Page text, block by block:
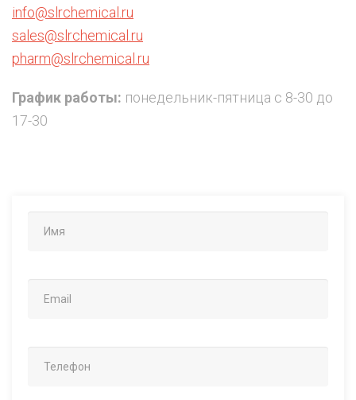
info@slrchemical.ru
sales@slrchemical.ru
pharm@slrchemical.ru
График работы: понедельник-пятница с 8-30 до
17-30